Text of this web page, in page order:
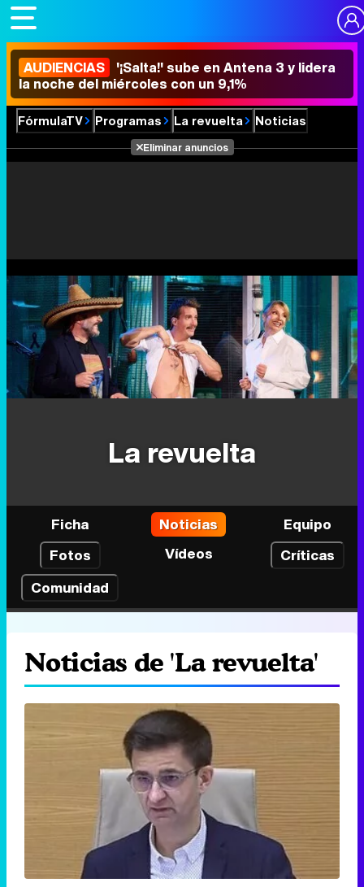
AUDIENCIAS '¡Salta!' sube en Antena 3 y lidera
la noche del miércoles con un 9,1%
FórmulaTV Programas La revuelta Noticias
Eliminar anuncios
La revuelta
Ficha Noticias
Equipo
Fotos
Vídeos
Críticas
Comunidad
Noticias de 'La revuelta'